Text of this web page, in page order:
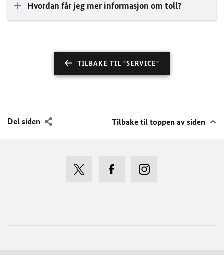
Hvordan får jeg mer informasjon om toll?
TILBAKE TIL "SERVICE"
Del siden Tilbake til toppen av siden